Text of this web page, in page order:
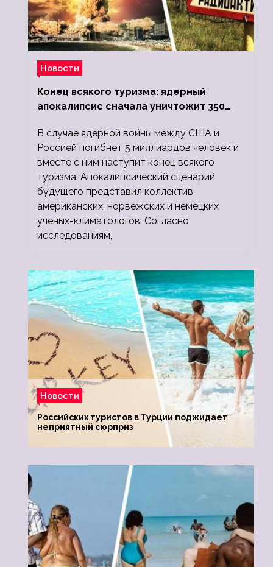
Новости
Конец всякого туризма: ядерный
апокалипсис сначала уничтожит 350
людей
В случае ядерной войны между США и
Россией погибнет 5 миллиардов человек и
вместе с ним наступит конец всякого
туризма. Апокалипсический сценарий
будущего представил коллектив
американских, норвежских и немецких
ученых-климатологов. Согласно
исследованиям,
Новости
Российских туристов в Турции поджидает
неприятный сюрприз